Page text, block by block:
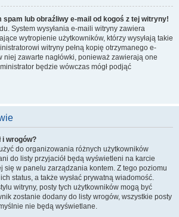
spam lub obraźliwy e-mail od kogoś z tej witryny!
System wysyłania e-maili witryny zawiera
wytropienie użytkowników, którzy wysyłają takie
witryny pełną kopię otrzymanego e-
niej zawarte nagłówki, ponieważ zawierają one
będzie wówczas mógł podjąć
i wrogów?
do organizowania różnych użytkowników
do listy przyjaciół będą wyświetleni na karcie
się w panelu zarządzania kontem. Z tego poziomu
status, a także wysłać prywatną wiadomość.
witryny, posty tych użytkowników mogą być
zostanie dodany do listy wrogów, wszystkie posty
nie będą wyświetlane.